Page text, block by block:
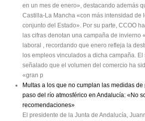
en un mes de enero», destacando además
Castilla-La Mancha «con más intensidad de
conjunto del Estado». Por su parte, CCOO
las cifras denotan una campaña de invierno
laboral , recordando que enero refleja la
los empleos vinculados a dicha campaña.
señalado que el volumen del comercio ha
«gran p
Multas a los que no cumplan las medidas de
paso del río atmosférico en Andalucía: «No
recomendaciones»
El presidente de la Junta de Andalucía,